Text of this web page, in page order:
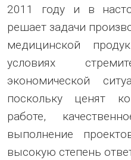
2011 году и в
решает задачи
медицинской
условиях
экономической
поскольку ценят
работе,
выполнение
высокую степень